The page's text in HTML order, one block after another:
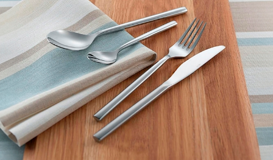
Millions of people around the
world visit Envato to buy and
sell creative assets, use smart
design templates, learn
creative skills or even hire
freelancers. With an industry-
leading marketplace paired